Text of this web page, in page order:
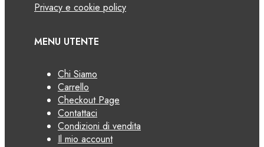
Privacy e cookie policy
MENU UTENTE
Chi Siamo
Carrello
Checkout Page
Contattaci
Condizioni di vendita
Il mio account